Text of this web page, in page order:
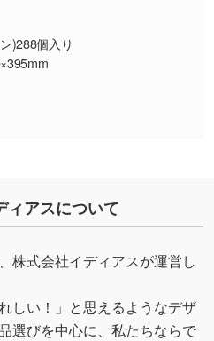
りしているデータは切
景が足りない／塗り足
範囲よりも小さい場
を入れたい／QRコード
ば、QRコードを生成
談にも応じています。
)288個入り
ィアスについて
株式会社イディアスが運営し
しい！」と思えるようなデザ
選びを中心に、私たちならで